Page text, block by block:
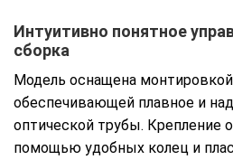
Интуитивно понятное
сборка
Модель оснащена монтировкой
обеспечивающей плавное и
оптической трубы. Крепление
помощью удобных колец и